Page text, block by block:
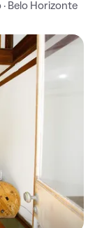
Belo Horizonte